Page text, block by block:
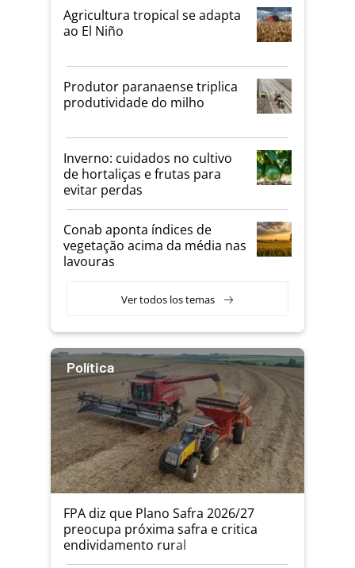
Agricultura tropical se adapta
ao El Niño
Produtor paranaense triplica
produtividade do milho
Inverno: cuidados no cultivo
de hortaliças e frutas para
evitar perdas
Conab aponta índices de
vegetação acima da média nas
lavouras
Ver todos los temas
Política
FPA diz que Plano Safra 2026/27
preocupa próxima safra e critica
endividamento rural